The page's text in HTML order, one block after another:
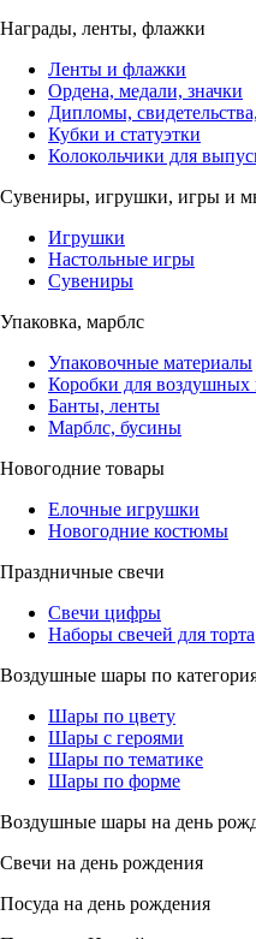
Награды, ленты, флажки
Ленты и флажки
Ордена, медали, значки
Дипломы,
Кубки и статуэтки
Колокольчики для
Сувениры, игрушки, игры и
Игрушки
Настольные игры
Сувениры
Упаковка, марблс
Упаковочные материалы
Коробки для воздушных
Банты, ленты
Марблс, бусины
Новогодние товары
Елочные игрушки
Новогодние костюмы
Праздничные свечи
Свечи цифры
Наборы свечей для торта
Воздушные шары по
Шары по цвету
Шары с героями
Шары по тематике
Шары по форме
Воздушные шары на день
Свечи на день рождения
Посуда на день рождения